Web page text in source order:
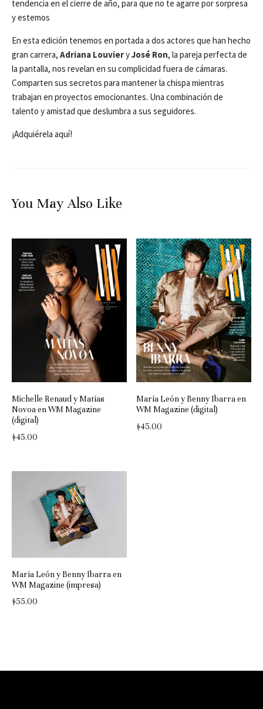
tendencia en el cierre de año, para que no te agarre por sorpresa
y estemos
En esta edición tenemos en portada a dos actores que han hecho
gran carrera, Adriana LouvieryJosé Ron, la pareja perfecta de
la pantalla, nos revelan en su complicidad fuera de cámaras.
Comparten sus secretos para mantener la chispa mientras
trabajan en proyectos emocionantes. Una combinación de
talento y amistad que deslumbra a sus seguidores.
¡Adquiérela aquí!
You May Also Like
Michelle Renaud y Matías
Novoa en WM Magazine
(digital)
$45.00
María León y Benny Ibarra en
WM Magazine (digital)
$45.00
María León y Benny Ibarra en
WM Magazine (impresa)
$55.00